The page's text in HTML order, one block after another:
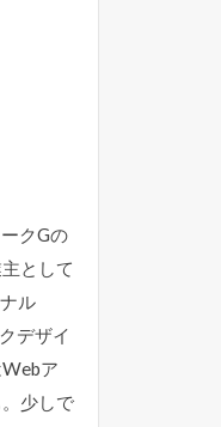
クGの
として
ル
デザイ
ア
少しで